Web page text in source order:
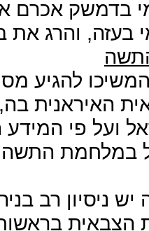
בדמשק אכרם
בעזה, והרג את
להגיע
ועל פי המידע
במלחמת
יש ניסיון רב
הצבאית